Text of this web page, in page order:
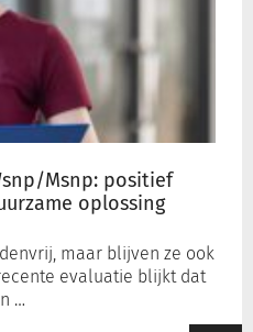
Msnp: positief
oplossing
maar blijven ze ook
evaluatie blijkt dat
…